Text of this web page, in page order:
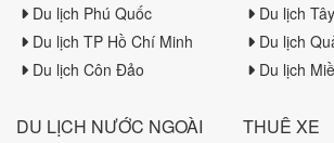
Du lịch Phú Quốc
Du lịch
Du lịch TP Hồ Chí Minh
Du lịch
Du lịch Côn Đảo
Du lịch
DU LỊCH NƯỚC NGOÀI THUÊ XE